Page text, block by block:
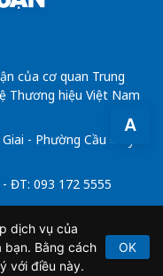
A
của cơ quan Trung
Thương hiệu Việt Nam
- Phường Cầu Giấy -
- ĐT: 093 172 5555
64/GP-BTTTT do Bộ
2020.
dịch vụ của
bạn. Bằng cách
với điều này.
OK